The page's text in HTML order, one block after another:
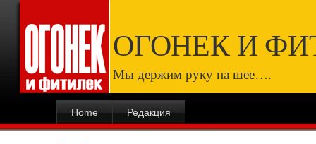
ОГОНЕК И
Мы держим руку на шее….
Home Редакция